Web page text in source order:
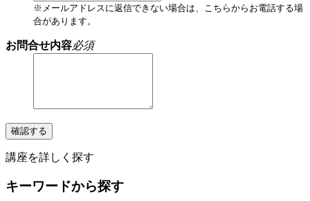
※メールアドレスに返信できない場合は、こちらからお電話する場
合があります。
お問合せ内容必須
確認する
講座を詳しく探す
キーワードから探す